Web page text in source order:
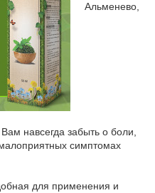
Альменево,
навсегда забыть о боли,
симптомах
для применения и